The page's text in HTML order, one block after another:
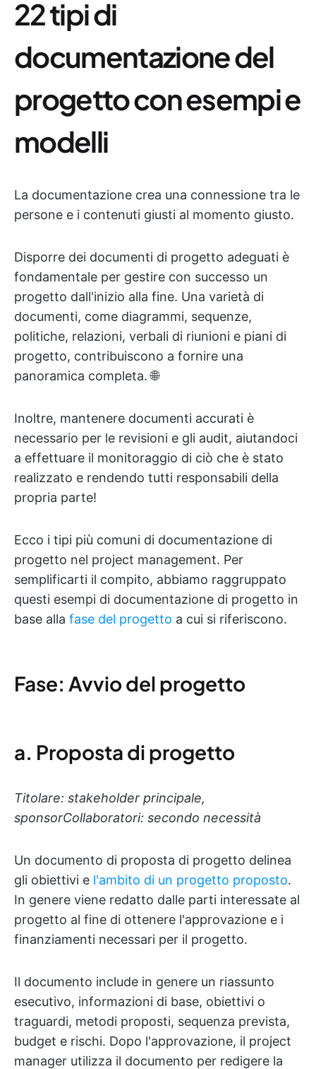
22 tipi di
documentazione del
progetto con esempi e
modelli
La documentazione crea una connessione tra le
persone e i contenuti giusti al momento giusto.
Disporre dei documenti di progetto adeguati è
fondamentale per gestire con successo un
progetto dall'inizio alla fine. Una varietà di
documenti, come diagrammi, sequenze,
politiche, relazioni, verbali di riunioni e piani di
progetto, contribuiscono a fornire una
panoramica completa. 🌐
Inoltre, mantenere documenti accurati è
necessario per le revisioni e gli audit, aiutandoci
a effettuare il monitoraggio di ciò che è stato
realizzato e rendendo tutti responsabili della
propria parte!
Ecco i tipi più comuni di documentazione di
progetto nel project management. Per
semplificarti il compito, abbiamo raggruppato
questi esempi di documentazione di progetto in
base alla fase del progetto a cui si riferiscono.
Fase: Avvio del progetto
a. Proposta di progetto
Titolare: stakeholder principale,
sponsorCollaboratori: secondo necessità
Un documento di proposta di progetto delinea
gli obiettivi e l'ambito di un progetto proposto.
In genere viene redatto dalle parti interessate al
progetto al fine di ottenere l'approvazione e i
finanziamenti necessari per il progetto.
Il documento include in genere un riassunto
esecutivo, informazioni di base, obiettivi o
traguardi, metodi proposti, sequenza prevista,
budget e rischi. Dopo l'approvazione, il project
manager utilizza il documento per redigere la